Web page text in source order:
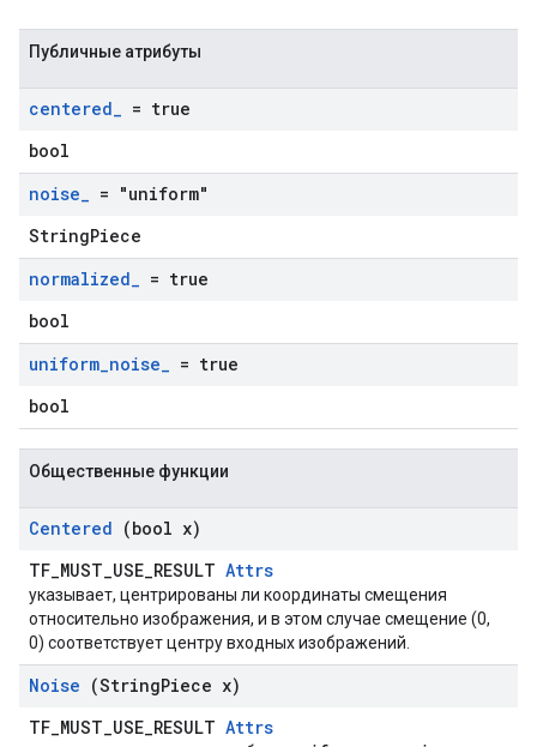
Публичные атрибуты
centered_ = true
bool
noise_ = "uniform"
StringPiece
normalized_ = true
bool
uniform_noise_ = true
bool
Общественные функции
Centered (bool x)
TF_MUST_USE_RESULT Attrs
указывает, центрированы ли координаты смещения
относительно изображения, и в этом случае смещение (0,
0) соответствует центру входных изображений.
Noise (StringPiece x)
TF_MUST_USE_RESULT Attrs